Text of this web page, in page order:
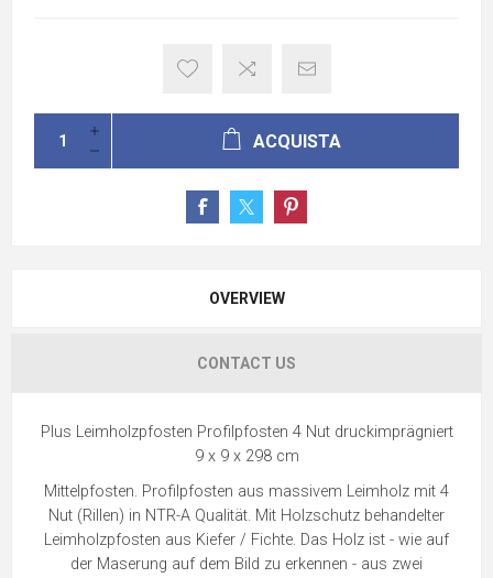
ACQUISTA
OVERVIEW
CONTACT US
Plus Leimholzpfosten Profilpfosten 4 Nut druckimprägniert
9 x 9 x 298 cm
Mittelpfosten. Profilpfosten aus massivem Leimholz mit 4
Nut (Rillen) in NTR-A Qualität. Mit Holzschutz behandelter
Leimholzpfosten aus Kiefer / Fichte. Das Holz ist - wie auf
der Maserung auf dem Bild zu erkennen - aus zwei